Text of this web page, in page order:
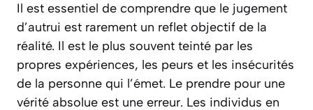
Il est essentiel de comprendre que le jugement
d’autrui est rarement un reflet objectif de la
réalité. Il est le plus souvent teinté par les
propres expériences, les peurs et les insécurités
de la personne qui l’émet. Le prendre pour une
vérité absolue est une erreur. Les individus en